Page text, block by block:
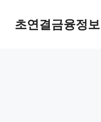
초연결금융정보